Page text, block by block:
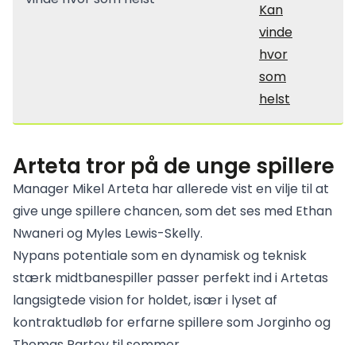
Kan
vinde
hvor
som
helst
Arteta tror på de unge spillere
Manager Mikel Arteta har allerede vist en vilje til at
give unge spillere chancen, som det ses med Ethan
Nwaneri og Myles Lewis-Skelly.
Nypans potentiale som en dynamisk og teknisk
stærk midtbanespiller passer perfekt ind i Artetas
langsigtede vision for holdet, især i lyset af
kontraktudløb for erfarne spillere som Jorginho og